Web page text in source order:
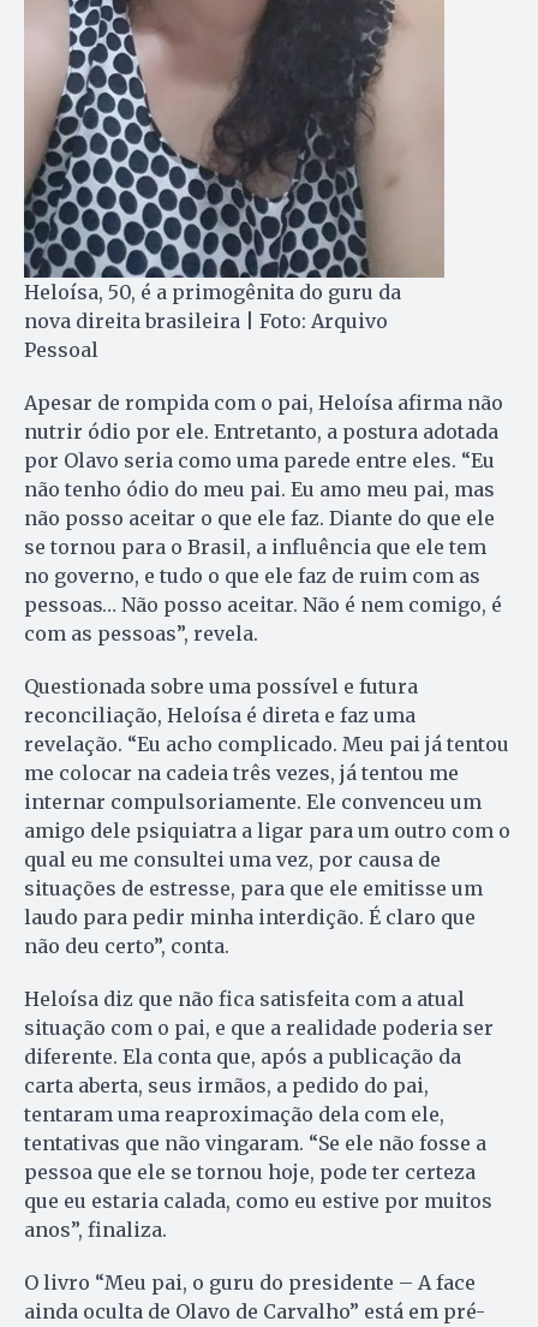
Heloísa, 50, é a primogênita do guru da
nova direita brasileira | Foto: Arquivo
Pessoal
Apesar de rompida com o pai, Heloísa afirma não
nutrir ódio por ele. Entretanto, a postura adotada
por Olavo seria como uma parede entre eles. “Eu
não tenho ódio do meu pai. Eu amo meu pai, mas
não posso aceitar o que ele faz. Diante do que ele
se tornou para o Brasil, a influência que ele tem
no governo, e tudo o que ele faz de ruim com as
pessoas… Não posso aceitar. Não é nem comigo, é
com as pessoas”, revela.
Questionada sobre uma possível e futura
reconciliação, Heloísa é direta e faz uma
revelação. “Eu acho complicado. Meu pai já tentou
me colocar na cadeia três vezes, já tentou me
internar compulsoriamente. Ele convenceu um
amigo dele psiquiatra a ligar para um outro com o
qual eu me consultei uma vez, por causa de
situações de estresse, para que ele emitisse um
laudo para pedir minha interdição. É claro que
não deu certo”, conta.
Heloísa diz que não fica satisfeita com a atual
situação com o pai, e que a realidade poderia ser
diferente. Ela conta que, após a publicação da
carta aberta, seus irmãos, a pedido do pai,
tentaram uma reaproximação dela com ele,
tentativas que não vingaram. “Se ele não fosse a
pessoa que ele se tornou hoje, pode ter certeza
que eu estaria calada, como eu estive por muitos
anos”, finaliza.
O livro “Meu pai, o guru do presidente – A face
ainda oculta de Olavo de Carvalho” está em pré-